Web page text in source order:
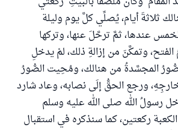
ثلاثةَ أيام، يُصلِّي كلَّ يوم وليلة
عندها، ثمَّ ترحَّلَ عنها، وتركها
وتمكَّنَ من إزالةِ ذلك، لمْ يدخلِ
المجسَّدةُ من هنالك، ومُحِيت الصُّورُ
ورجع الحقُّ إلَى نصابه، وعاد شارد
رسولُ الله صلى الله عليه وسلم
ركعتين، كما سنذكره في استقبال